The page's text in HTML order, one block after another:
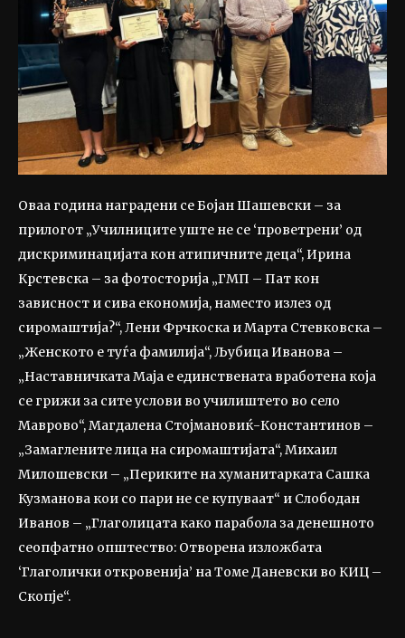
Оваа година наградени се Бојан Шашевски – за
прилогот „Училниците уште не се ‘проветрени’ од
дискриминацијата кон атипичните деца“, Ирина
Крстевска – за фотосторија „ГМП – Пат кон
зависност и сива економија, наместо излез од
сиромаштија?“, Лени Фрчкоска и Марта Стевковска –
„Женското е туѓа фамилија“, Љубица Иванова –
„Наставничката Маја е единствената вработена која
се грижи за сите услови во училиштето во село
Маврово“, Магдалена Стојмановиќ-Константинов –
„Замаглените лица на сиромаштијата“, Михаил
Милошевски – „Периките на хуманитарката Сашка
Кузманова кои со пари не се купуваат“ и Слободан
Иванов – „Глаголицата како парабола за денешното
сеопфатно општество: Отворена изложбата
‘Глаголички откровенија’ на Томе Даневски во КИЦ –
Скопје“.